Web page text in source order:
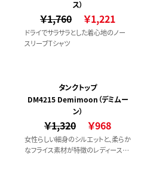
ス）
￥1,760 ￥1,221
ドライでサラサラとした着心地のノー
スリーブTシャツ
タンクトップ
DM4215 Demimoon（デミムー
ン）
￥1,320 ￥968
女性らしい細身のシルエットと、柔らか
なフライス素材が特徴のレディースタ